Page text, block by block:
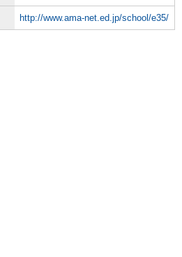
http://www.ama-net.ed.jp/school/e35/